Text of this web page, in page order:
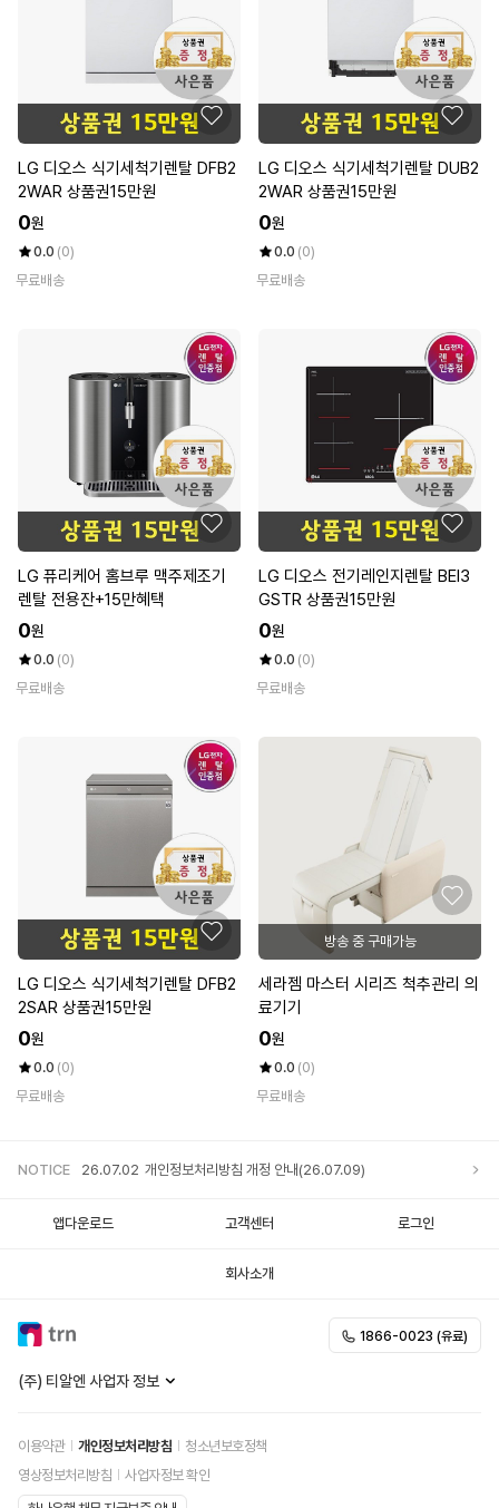
LG 디오스 식기세척기렌탈 DFB2
2WAR 상품권15만원
0원
0.0 (0)
무료배송
LG 디오스 식기세척기렌탈 DUB2
2WAR 상품권15만원
0원
0.0 (0)
무료배송
LG 퓨리케어 홈브루 맥주제조기
렌탈 전용잔+15만혜택
0원
0.0 (0)
무료배송
LG 디오스 전기레인지렌탈 BEI3
GSTR 상품권15만원
0원
0.0 (0)
무료배송
LG 디오스 식기세척기렌탈 DFB2
2SAR 상품권15만원
0원
0.0 (0)
무료배송
방송 중 구매가능
세라젬 마스터 시리즈 척추관리 의
료기기
0원
0.0 (0)
무료배송
NOTICE 26.07.02 개인정보처리방침 개정 안내(26.07.09)
25.12.05 개인정보처리방침 개정 안내
개인정보처리방침 개정 안내
앱다운로드 고객센터 로그인
회사소개
(주) 티알엔 사업자 정보
이용약관 개인정보처리방침
청소년보호정책
영상정보처리방침
사업자정보 확인
1866-0023 (유료)